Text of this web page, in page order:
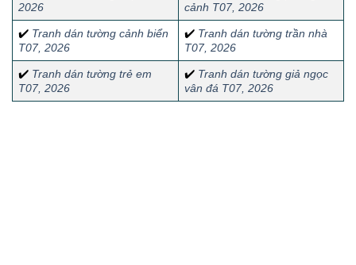
2026
cảnh T07, 2026
✔️ Tranh dán tường cảnh biển
T07, 2026
✔️ Tranh dán tường trần nhà
T07, 2026
✔️ Tranh dán tường trẻ em
T07, 2026
✔️ Tranh dán tường giả ngọc
vân đá T07, 2026